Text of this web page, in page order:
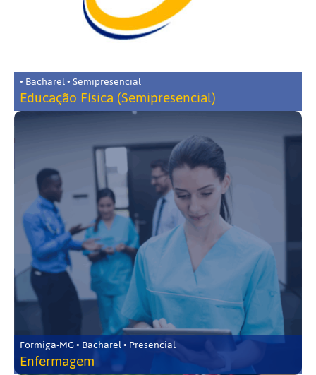
• Bacharel • Semipresencial
Educação Física (Semipresencial)
Formiga-MG • Bacharel • Presencial
Enfermagem